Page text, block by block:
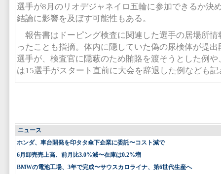
選手が8月のリオデジャネイロ五輪に参加できるか決
結論に影響を及ぼす可能性もある。
報告書はドーピング検査に関連した選手の居場所情
ったことも指摘。体内に隠していた偽の尿検体が提
選手が、検査官に隠蔽のため賄賂を渡そうとした例
は15選手がスタート直前に大会を辞退した例なども
ニュース
ホンダ、車台開発を印タタ傘下企業に委託〜コスト減で
6月卸売売上高、前月比3.0%減〜在庫は0.2%増
BMWの電池工場、3年で完成〜サウスカロライナ、第6世代生産へ